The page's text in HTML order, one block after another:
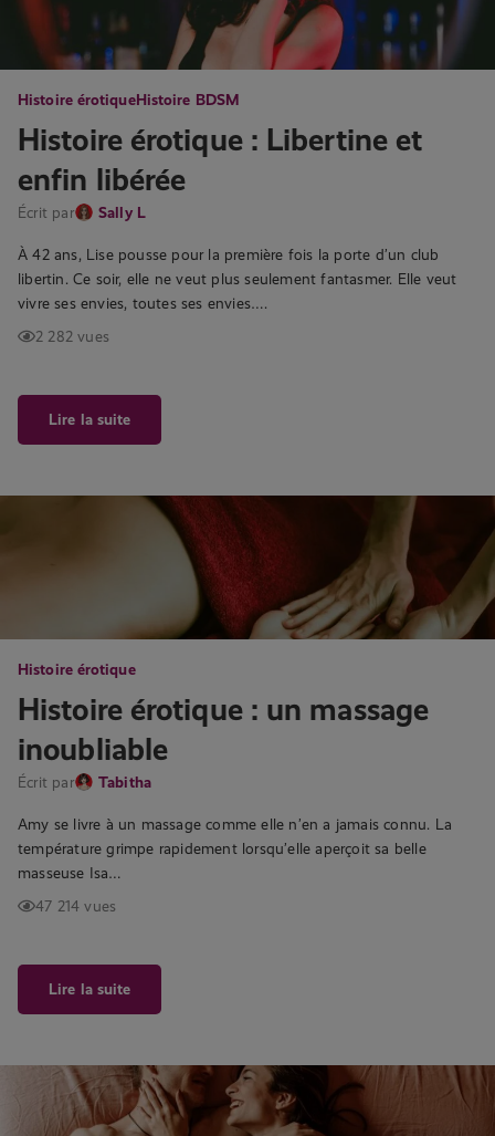
Histoire érotiqueHistoire BDSM
Histoire érotique : Libertine et
enfin libérée
Écrit par Sally L
À 42 ans, Lise pousse pour la première fois la porte d’un club
libertin. Ce soir, elle ne veut plus seulement fantasmer. Elle veut
vivre ses envies, toutes ses envies….
2 282 vues
Lire la suite
Histoire érotique
Histoire érotique : un massage
inoubliable
Écrit par Tabitha
Amy se livre à un massage comme elle n’en a jamais connu. La
température grimpe rapidement lorsqu’elle aperçoit sa belle
masseuse Isa…
47 214 vues
Lire la suite